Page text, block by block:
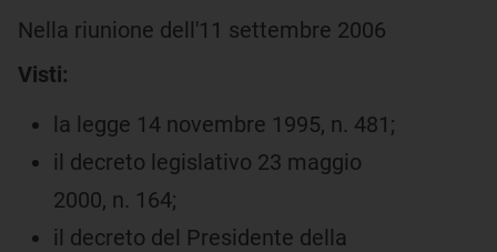
Nella riunione dell'11 settembre 2006
Visti:
la legge 14 novembre 1995, n. 481;
il decreto legislativo 23 maggio
2000, n. 164;
il decreto del Presidente della